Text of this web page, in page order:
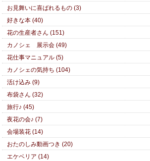
お見舞いに喜ばれるもの (3)
好きな本 (40)
花の生産者さん (151)
カノシェ 展示会 (49)
花仕事マニュアル (5)
カノシェの気持ち (104)
活け込み (9)
布袋さん (32)
旅行♪ (45)
夜花の会♪ (7)
会場装花 (14)
おたのしみ動画つき (20)
エケベリア (14)